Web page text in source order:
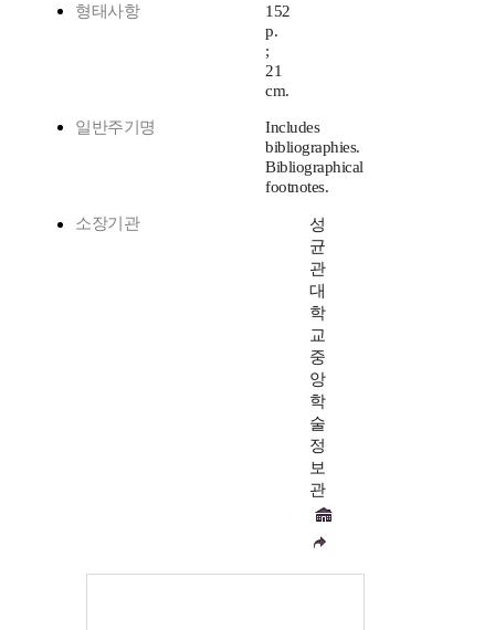
형태사항
152
p.
;
21
cm.
일반주기명
Includes
bibliographies.
Bibliographical
footnotes.
소장기관
성
균
관
대
학
교
중
앙
학
술
정
보
관